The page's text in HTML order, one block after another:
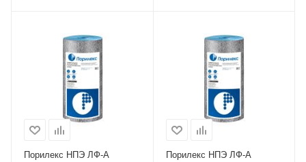
Порилекс НПЭ ЛФ-А
Порилекс НПЭ ЛФ-А